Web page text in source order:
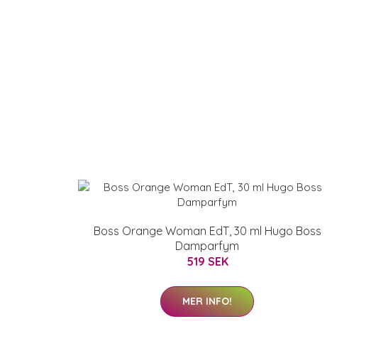
Boss Orange Woman EdT, 30 ml Hugo Boss
Damparfym
519 SEK
MER INFO!